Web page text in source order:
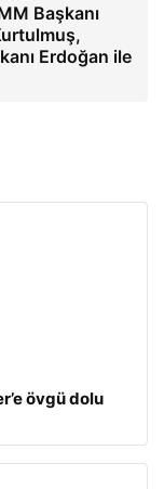
Başkanı
Erdoğan ile
övgü dolu